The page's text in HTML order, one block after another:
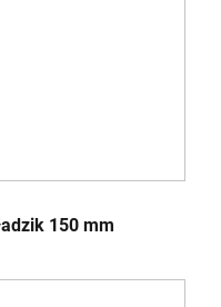
150 mm